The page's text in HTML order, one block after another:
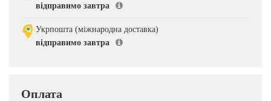
відправимо завтра
Укрпошта (міжнародна доставка)
відправимо завтра
Оплата